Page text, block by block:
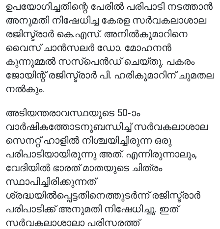
ഉപയോഗിച്ചതിന്റെ പേരിൽ പരിപാടി നടത്താൻ
അനുമതി നിഷേധിച്ച കേരള സർവകലാശാല
രജിസ്ട്രാർ കെ.എസ്. അനിൽകുമാറിനെ
വൈസ് ചാൻസലർ ഡോ. മോഹനൻ
കുന്നുമ്മൽ സസ്‌പെൻഡ് ചെയ്തു. പകരം
ജോയിന്റ് രജിസ്ട്രാർ പി. ഹരികുമാറിന് ചുമതല
നൽകും.
അടിയന്തരാവസ്ഥയുടെ 50-ാം
വാർഷികത്തോടനുബന്ധിച്ച് സർവകലാശാല
സെനറ്റ് ഹാളിൽ നിശ്ചയിച്ചിരുന്ന ഒരു
പരിപാടിയായിരുന്നു അത്. എന്നിരുന്നാലും,
വേദിയിൽ ഭാരത് മാതയുടെ ചിത്രം
സ്ഥാപിച്ചിരിക്കുന്നത്
ശ്രദ്ധയിൽപ്പെട്ടതിനെത്തുടർന്ന് രജിസ്ട്രാർ
പരിപാടിക്ക് അനുമതി നിഷേധിച്ചു. ഇത്
സർവകലാശാലാ പരിസരത്ത്